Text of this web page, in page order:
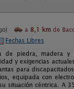
a 8,1 km de
Fechas Libres
de piedra, madera
y exigencias
para
equipada con
situación céntrica. A